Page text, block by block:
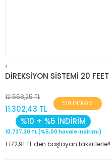
<
DİREKSİYON SİSTEMİ 20 FEET
12.558,25 TL
11.302,43 TL
%10 İNDİRİM
%10 + %5 İNDİRİM
10.737,30 TL (%5,00 havale indirimi)
1.172,91 TL den başlayan taksitlerle!!